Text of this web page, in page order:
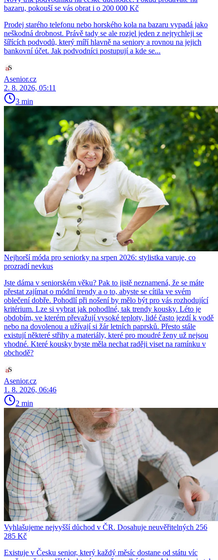
bazaru, pokouší se vás obrat i o 200 000 Kč
Prodej starého telefonu nebo horského kola na bazaru vypadá jako
neškodná drobnost. Právě tady se ale rozjel jeden z nejrychleji se
šířících podvodů, který míří hlavně na seniory a rovnou na jejich
bankovní účet. Jak podvodníci postupují a kde se...
Asenior.cz
2. 8. 2026, 05:11
3 min
Nejhorší móda pro seniorky na srpen 2026: stylistka varuje, co
prozradí nevkus
Jste dáma v seniorském věku? Pak to jistě neznamená, že se máte
přestat zajímat o módní trendy a o to, abyste se cítila ve svém
oblečení dobře. Pohodlí při nošení by mělo být pro vás rozhodující
kritérium. Lze si vybrat jak pohodlné, tak trendy kousky. Léto je
obdobím, ve kterém převažují vysoké teploty, lidé často jezdí k vodě
nebo na dovolenou a užívají si žár letních paprsků. Přesto stále
existují některé střihy a materiály, které pro moudré ženy už nejsou
vhodné. Které kousky byste měla nechat raději viset na ramínku v
obchodě?
Asenior.cz
1. 8. 2026, 06:46
2 min
Vyhlašujeme nejvyšší důchod v ČR. Dosahuje neuvěřitelných 256
285 Kč
Existuje v Česku senior, který každý měsíc dostane od státu víc